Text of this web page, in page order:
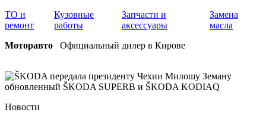
ТО и
ремонт
Кузовные
работы
Запчасти и
аксессуары
Замена
масла
Моторавто
Официальный дилер в Кирове
Новости